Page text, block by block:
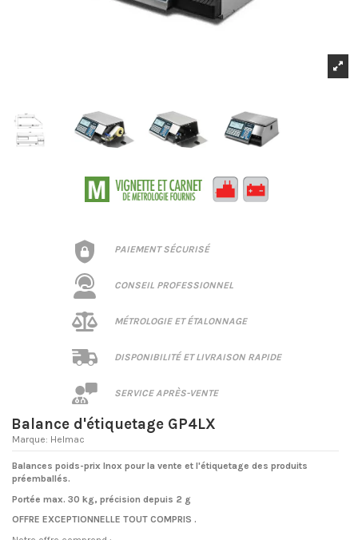
PAIEMENT SÉCURISÉ
CONSEIL PROFESSIONNEL
MÉTROLOGIE ET ÉTALONNAGE
DISPONIBILITÉ ET LIVRAISON RAPIDE
SERVICE APRÈS-VENTE
Balance d'étiquetage GP4LX
Marque: Helmac
Balances poids-prix Inox pour la vente et l'étiquetage des produits
préemballés.
Portée max. 30 kg, précision depuis 2 g
OFFRE EXCEPTIONNELLE TOUT COMPRIS .